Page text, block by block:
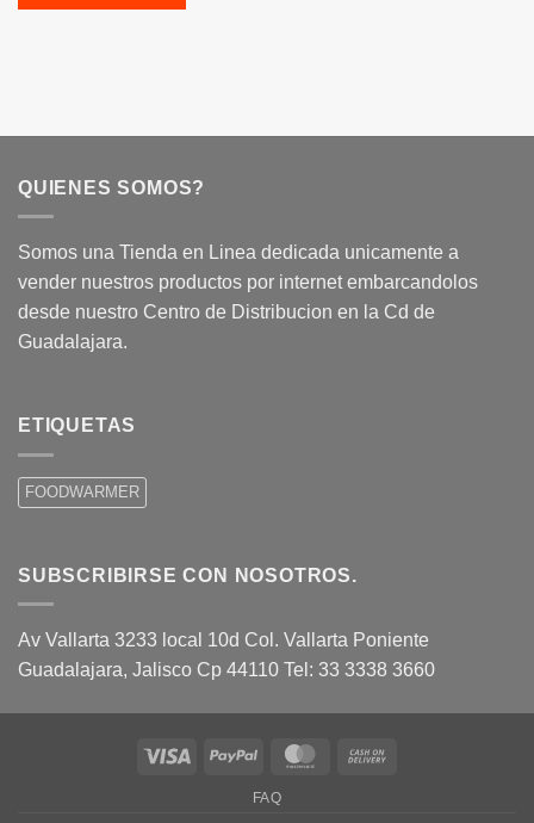
QUIENES SOMOS?
Somos una Tienda en Linea dedicada unicamente a
vender nuestros productos por internet embarcandolos
desde nuestro Centro de Distribucion en la Cd de
Guadalajara.
ETIQUETAS
FOODWARMER
SUBSCRIBIRSE CON NOSOTROS.
Av Vallarta 3233 local 10d Col. Vallarta Poniente
Guadalajara, Jalisco Cp 44110 Tel: 33 3338 3660
Visa PayPal MasterCard
FAQ